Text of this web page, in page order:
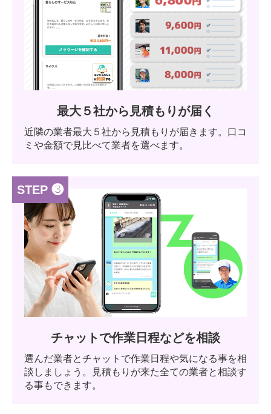
最大５社から見積もりが届く
近隣の業者最大５社から見積もりが届きます。口コ
ミや金額で見比べて業者を選べます。
STEP ❸
チャットで作業日程などを相談
選んだ業者とチャットで作業日程や気になる事を相
談しましょう。見積もりが来た全ての業者と相談す
る事もできます。